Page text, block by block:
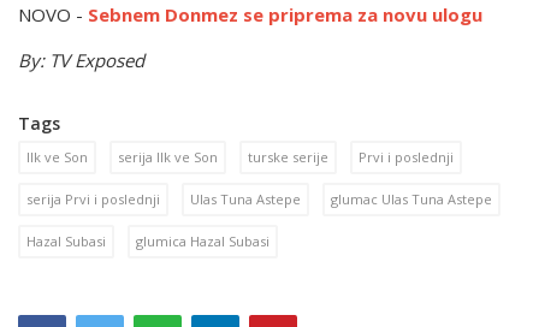
NOVO - Sebnem Donmez se priprema za novu ulogu
By: TV Exposed
Tags
Ilk ve Son serija Ilk ve Son turske serije Prvi i poslednji
serija Prvi i poslednji Ulas Tuna Astepe glumac Ulas Tuna Astepe
Hazal Subasi glumica Hazal Subasi